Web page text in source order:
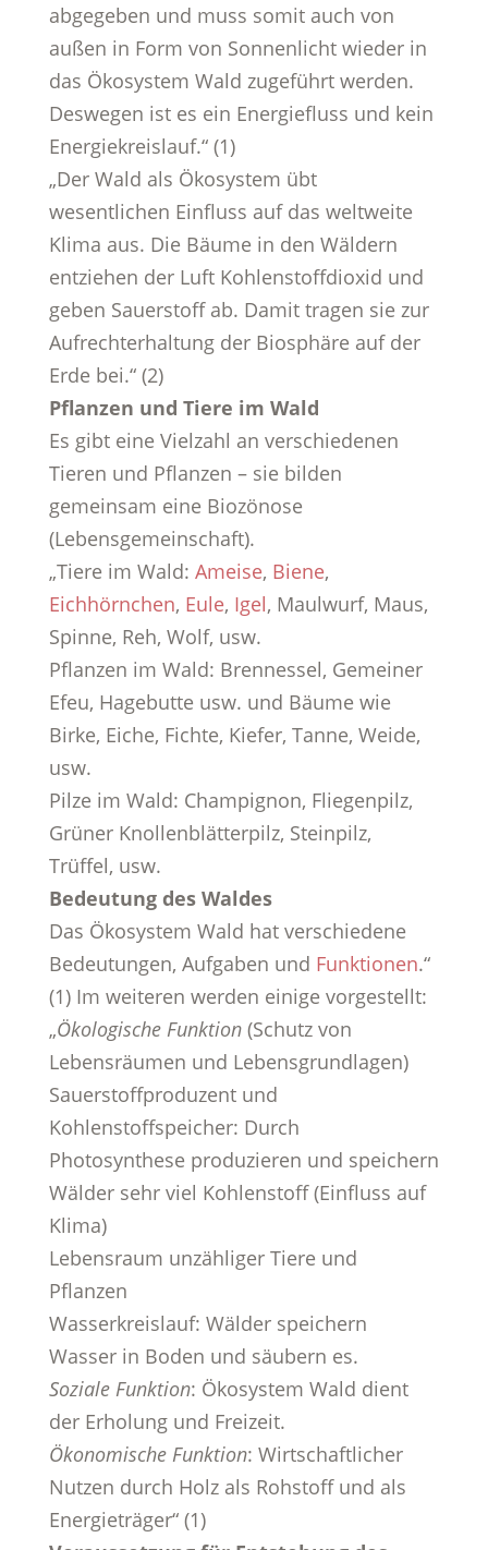
abgegeben und muss somit auch von
außen in Form von Sonnenlicht wieder in
das Ökosystem Wald zugeführt werden.
Deswegen ist es ein Energiefluss und kein
Energiekreislauf.“ (1)
„Der Wald als Ökosystem übt
wesentlichen Einfluss auf das weltweite
Klima aus. Die Bäume in den Wäldern
entziehen der Luft Kohlenstoffdioxid und
geben Sauerstoff ab. Damit tragen sie zur
Aufrechterhaltung der Biosphäre auf der
Erde bei.“ (2)
Pflanzen und Tiere im Wald
Es gibt eine Vielzahl an verschiedenen
Tieren und Pflanzen – sie bilden
gemeinsam eine Biozönose
(Lebensgemeinschaft).
„Tiere im Wald: Ameise, Biene,
Eichhörnchen, Eule, Igel, Maulwurf, Maus,
Spinne, Reh, Wolf, usw.
Pflanzen im Wald: Brennessel, Gemeiner
Efeu, Hagebutte usw. und Bäume wie
Birke, Eiche, Fichte, Kiefer, Tanne, Weide,
usw.
Pilze im Wald: Champignon, Fliegenpilz,
Grüner Knollenblätterpilz, Steinpilz,
Trüffel, usw.
Bedeutung des Waldes
Das Ökosystem Wald hat verschiedene
Bedeutungen, Aufgaben und Funktionen.“
(1) Im weiteren werden einige vorgestellt:
„Ökologische Funktion(Schutz von
Lebensräumen und Lebensgrundlagen)
Sauerstoffproduzent und
Kohlenstoffspeicher: Durch
Photosynthese produzieren und speichern
Wälder sehr viel Kohlenstoff (Einfluss auf
Klima)
Lebensraum unzähliger Tiere und
Pflanzen
Wasserkreislauf: Wälder speichern
Wasser in Boden und säubern es.
Soziale Funktion: Ökosystem Wald dient
der Erholung und Freizeit.
Ökonomische Funktion: Wirtschaftlicher
Nutzen durch Holz als Rohstoff und als
Energieträger“ (1)